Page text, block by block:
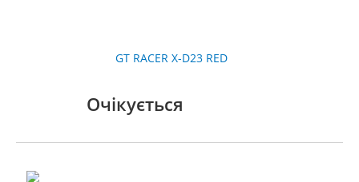
GT RACER X-D23 RED
Очікується